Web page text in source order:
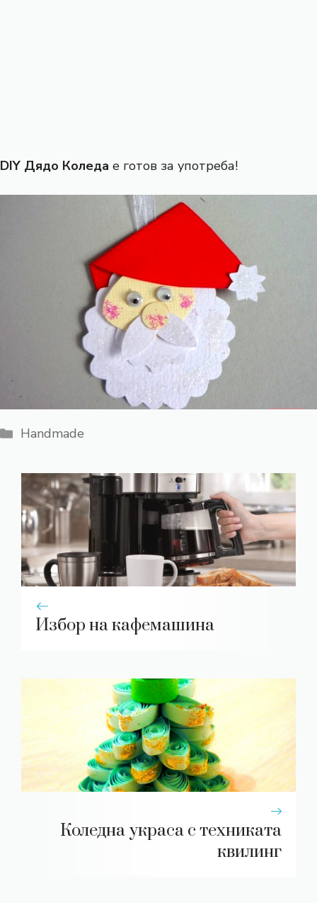
DIY Дядо Коледа е готов за употреба!
Категории
Handmade
Избор на кафемашина
Коледна украса с техниката
квилинг